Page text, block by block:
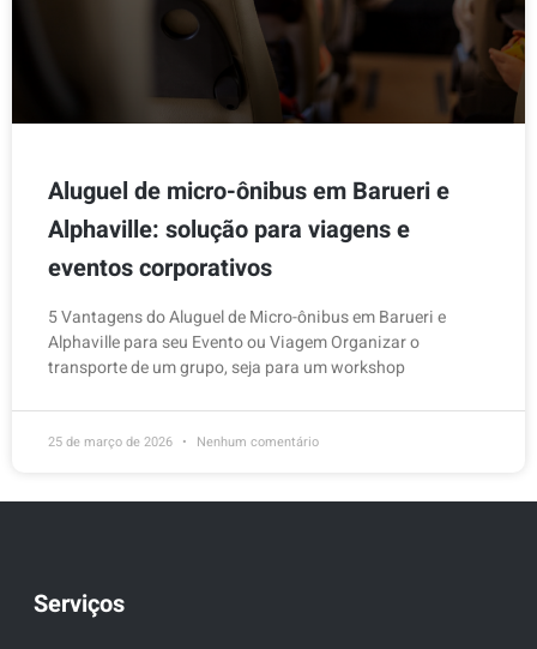
Aluguel de micro-ônibus em Barueri e
Alphaville: solução para viagens e
eventos corporativos
5 Vantagens do Aluguel de Micro-ônibus em Barueri e
Alphaville para seu Evento ou Viagem Organizar o
transporte de um grupo, seja para um workshop
25 de março de 2026 Nenhum comentário
Serviços